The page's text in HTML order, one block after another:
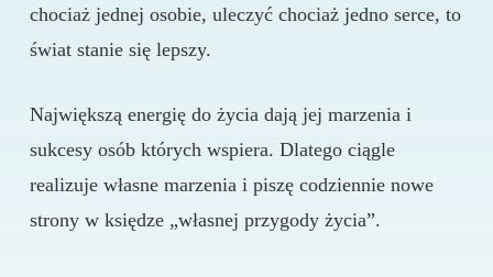
chociaż jednej osobie, uleczyć chociaż jedno serce, to
świat stanie się lepszy.
Największą energię do życia dają jej marzenia i
sukcesy osób których wspiera. Dlatego ciągle
realizuje własne marzenia i piszę codziennie nowe
strony w księdze „własnej przygody życia”.